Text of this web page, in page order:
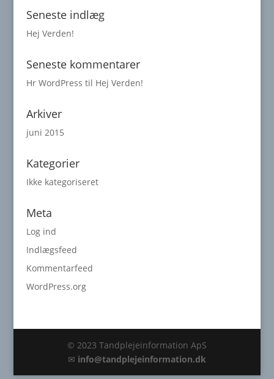
Seneste indlæg
Hej Verden!
Seneste kommentarer
Hr WordPress til Hej Verden!
Arkiver
juni 2015
Kategorier
Ikke kategoriseret
Meta
Log ind
Indlægsfeed
Kommentarfeed
WordPress.org
© 2023 Tandplejeinformation ApS
✉ info@tandplejeinformation.dk